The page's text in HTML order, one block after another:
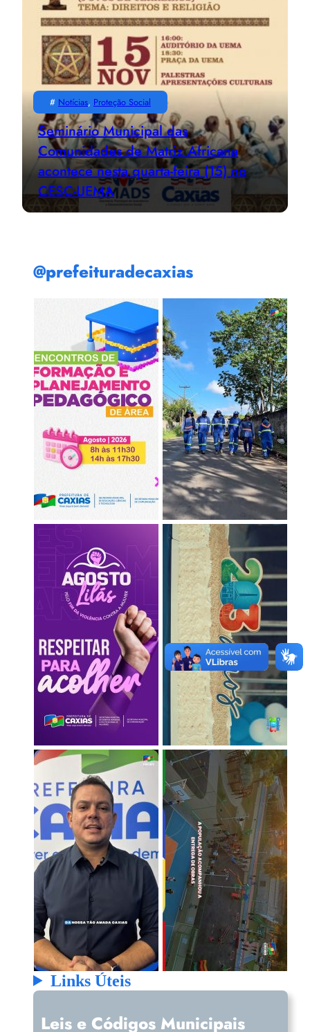
# Notícias, Proteção Social
Seminário Municipal das
Comunidades de Matriz Africana
acontece nesta quarta-feira (15) no
CESC-UEMA
@prefeituradecaxias
Links Úteis
Leis e Códigos Municipais